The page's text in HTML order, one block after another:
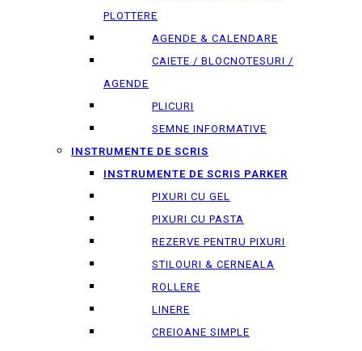
PLOTTERE
AGENDE & CALENDARE
CAIETE / BLOCNOTESURI /
AGENDE
PLICURI
SEMNE INFORMATIVE
INSTRUMENTE DE SCRIS
INSTRUMENTE DE SCRIS PARKER
PIXURI CU GEL
PIXURI CU PASTA
REZERVE PENTRU PIXURI
STILOURI & СERNEALA
ROLLERE
LINERE
CREIOANE SIMPLE